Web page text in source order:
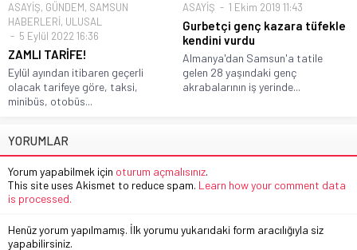
ASAYİŞ, GÜNDEM, SAMSUN
HABERLERİ, ULUSAL
5 Eylül 2022 16:36
ZAMLI TARİFE!
Eylül ayından itibaren geçerli
olacak tarifeye göre, taksi,
minibüs, otobüs...
ASAYİŞ 1 Ekim 2019 11:43
Gurbetçi genç kazara tüfekle
kendini vurdu
Almanya'dan Samsun'a tatile
gelen 28 yaşındaki genç
akrabalarının iş yerinde...
YORUMLAR
Yorum yapabilmek için oturum açmalısınız.
This site uses Akismet to reduce spam. Learn how your comment data
is processed.
Henüz yorum yapılmamış. İlk yorumu yukarıdaki form aracılığıyla siz
yapabilirsiniz.